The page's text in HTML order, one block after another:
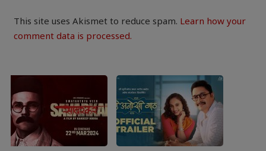
This site uses Akismet to reduce spam. Learn how your
comment data is processed.